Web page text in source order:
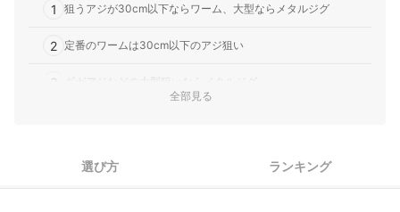
1 狙うアジが30cm以下ならワーム、大型ならメタルジグ
2 定番のワームは30cm以下のアジ狙い
3 ギガアジなどの大型狙いならメタルジグ
アジングルアーの売れ筋ランキングもチェック！
全部見る
選び方 ランキング